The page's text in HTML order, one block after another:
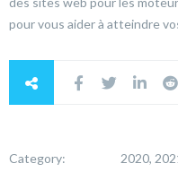
pour vous aider à atteindre
Category: 2020,